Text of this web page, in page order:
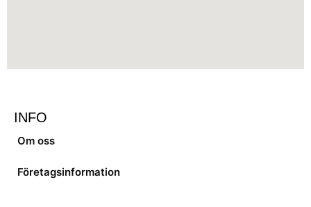
INFO
Om oss
Företagsinformation